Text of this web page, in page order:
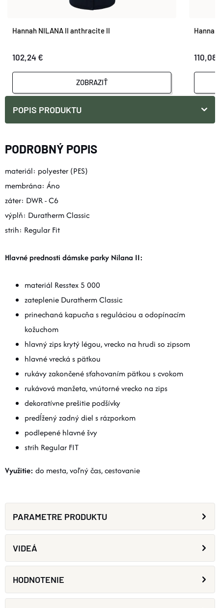
Hannah NILANA II anthracite II
102,24 €
ZOBRAZIŤ
110,08
POPIS PRODUKTU
PODROBNÝ POPIS
materiál: polyester (PES)
membrána: Áno
záter: DWR - C6
výplň: Duratherm Classic
strih: Regular Fit
Hlavné prednosti dámske parky Nilana II:
materiál Resstex 5 000
zateplenie Duratherm Classic
prinechaná kapucňa s reguláciou a odopínacím
kožuchom
hlavný zips krytý légou, vrecko na hrudi so zipsom
hlavné vrecká s pätkou
rukávy zakončené sťahovaním pätkou s cvokom
rukávová manžeta, vnútorné vrecko na zips
dekoratívne prešitie podšívky
predĺžený zadný diel s rázporkom
podlepené hlavné švy
strih Regular FIT
Využitie: do mesta, voľný čas, cestovanie
PARAMETRE PRODUKTU
VIDEÁ
HODNOTENIE